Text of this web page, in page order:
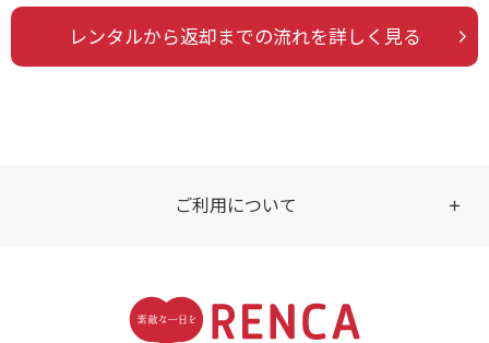
レンタルから返却までの流れを詳しく見る
ご利用について
【ご注文（インターネット）】
24時間年中無休